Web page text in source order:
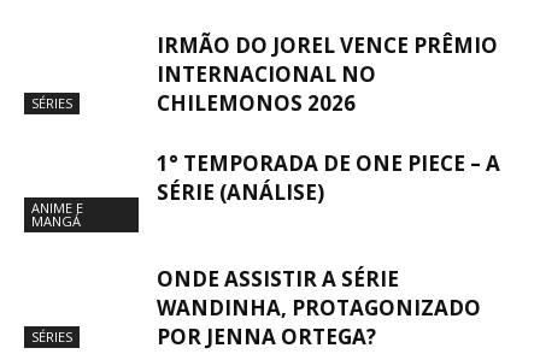
SÉRIES
IRMÃO DO JOREL VENCE PRÊMIO
INTERNACIONAL NO
CHILEMONOS 2026
ANIME E
MANGÁ
1° TEMPORADA DE ONE PIECE – A
SÉRIE (ANÁLISE)
SÉRIES
ONDE ASSISTIR A SÉRIE
WANDINHA, PROTAGONIZADO
POR JENNA ORTEGA?